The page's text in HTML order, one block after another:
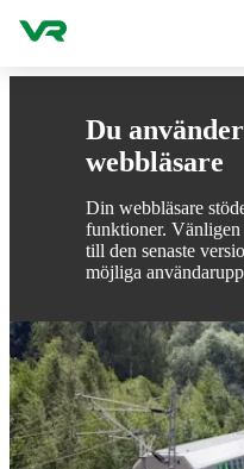
Du
webbläsare
Din webbläsare
funktioner. Vänligen
till den senaste
möjliga
Gå till innehållet